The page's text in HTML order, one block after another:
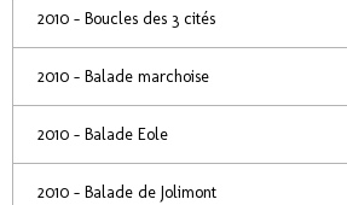
2010 - Boucles des 3 cités
2010 - Balade marchoise
2010 - Balade Eole
2010 - Balade de Jolimont